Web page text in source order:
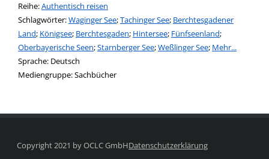
Reihe:Authentisch reisen
Schlagwörter:Waginger See;Tachinger See; Berchtesgadener
Land; Königsee; Berchtesgaden; Hintersee; Fünfseenland;
Oberbayerische Seen;Starnberger See;Weßlinger See; Mehr...
Suche nach dieser Beteiligten Person
Sprache: Deutsch
Mediengruppe:Sachbücher
Copyright 2021 by OCLC GmbHDatenschutzerklärung